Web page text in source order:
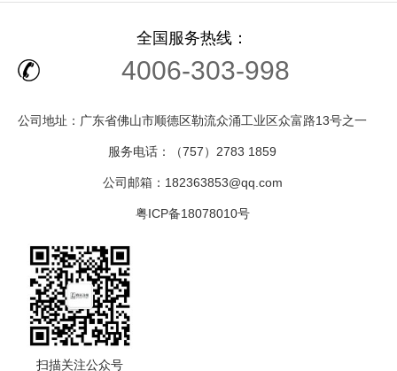
全国服务热线：
4006-303-998
公司地址：广东省佛山市顺德区勒流众涌工业区众富路13号之一
服务电话：（757）2783 1859
公司邮箱：182363853@qq.com
粤ICP备18078010号
扫描关注公众号